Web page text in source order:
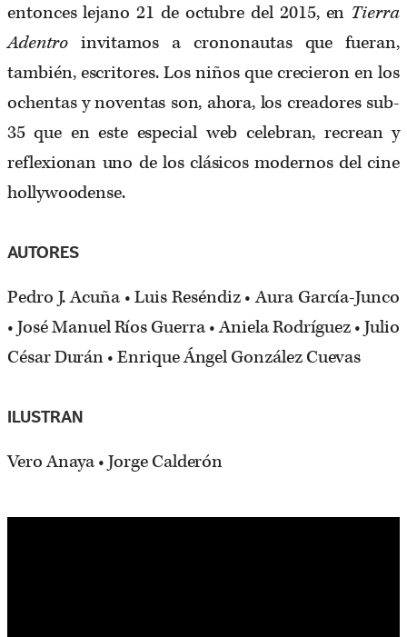
entonces lejano 21 de octubre del 2015, en Tierra
Adentroinvitamos a crononautas que fueran,
también, escritores. Los niños que crecieron en los
ochentas y noventas son, ahora, los creadores sub-
35 que en este especial web celebran, recrean y
reflexionan uno de los clásicos modernos del cine
hollywoodense.
AUTORES
Pedro J. Acuña • Luis Reséndiz • Aura García-Junco
• José Manuel Ríos Guerra • Aniela Rodríguez • Julio
César Durán • Enrique Ángel González Cuevas
ILUSTRAN
Vero Anaya • Jorge Calderón